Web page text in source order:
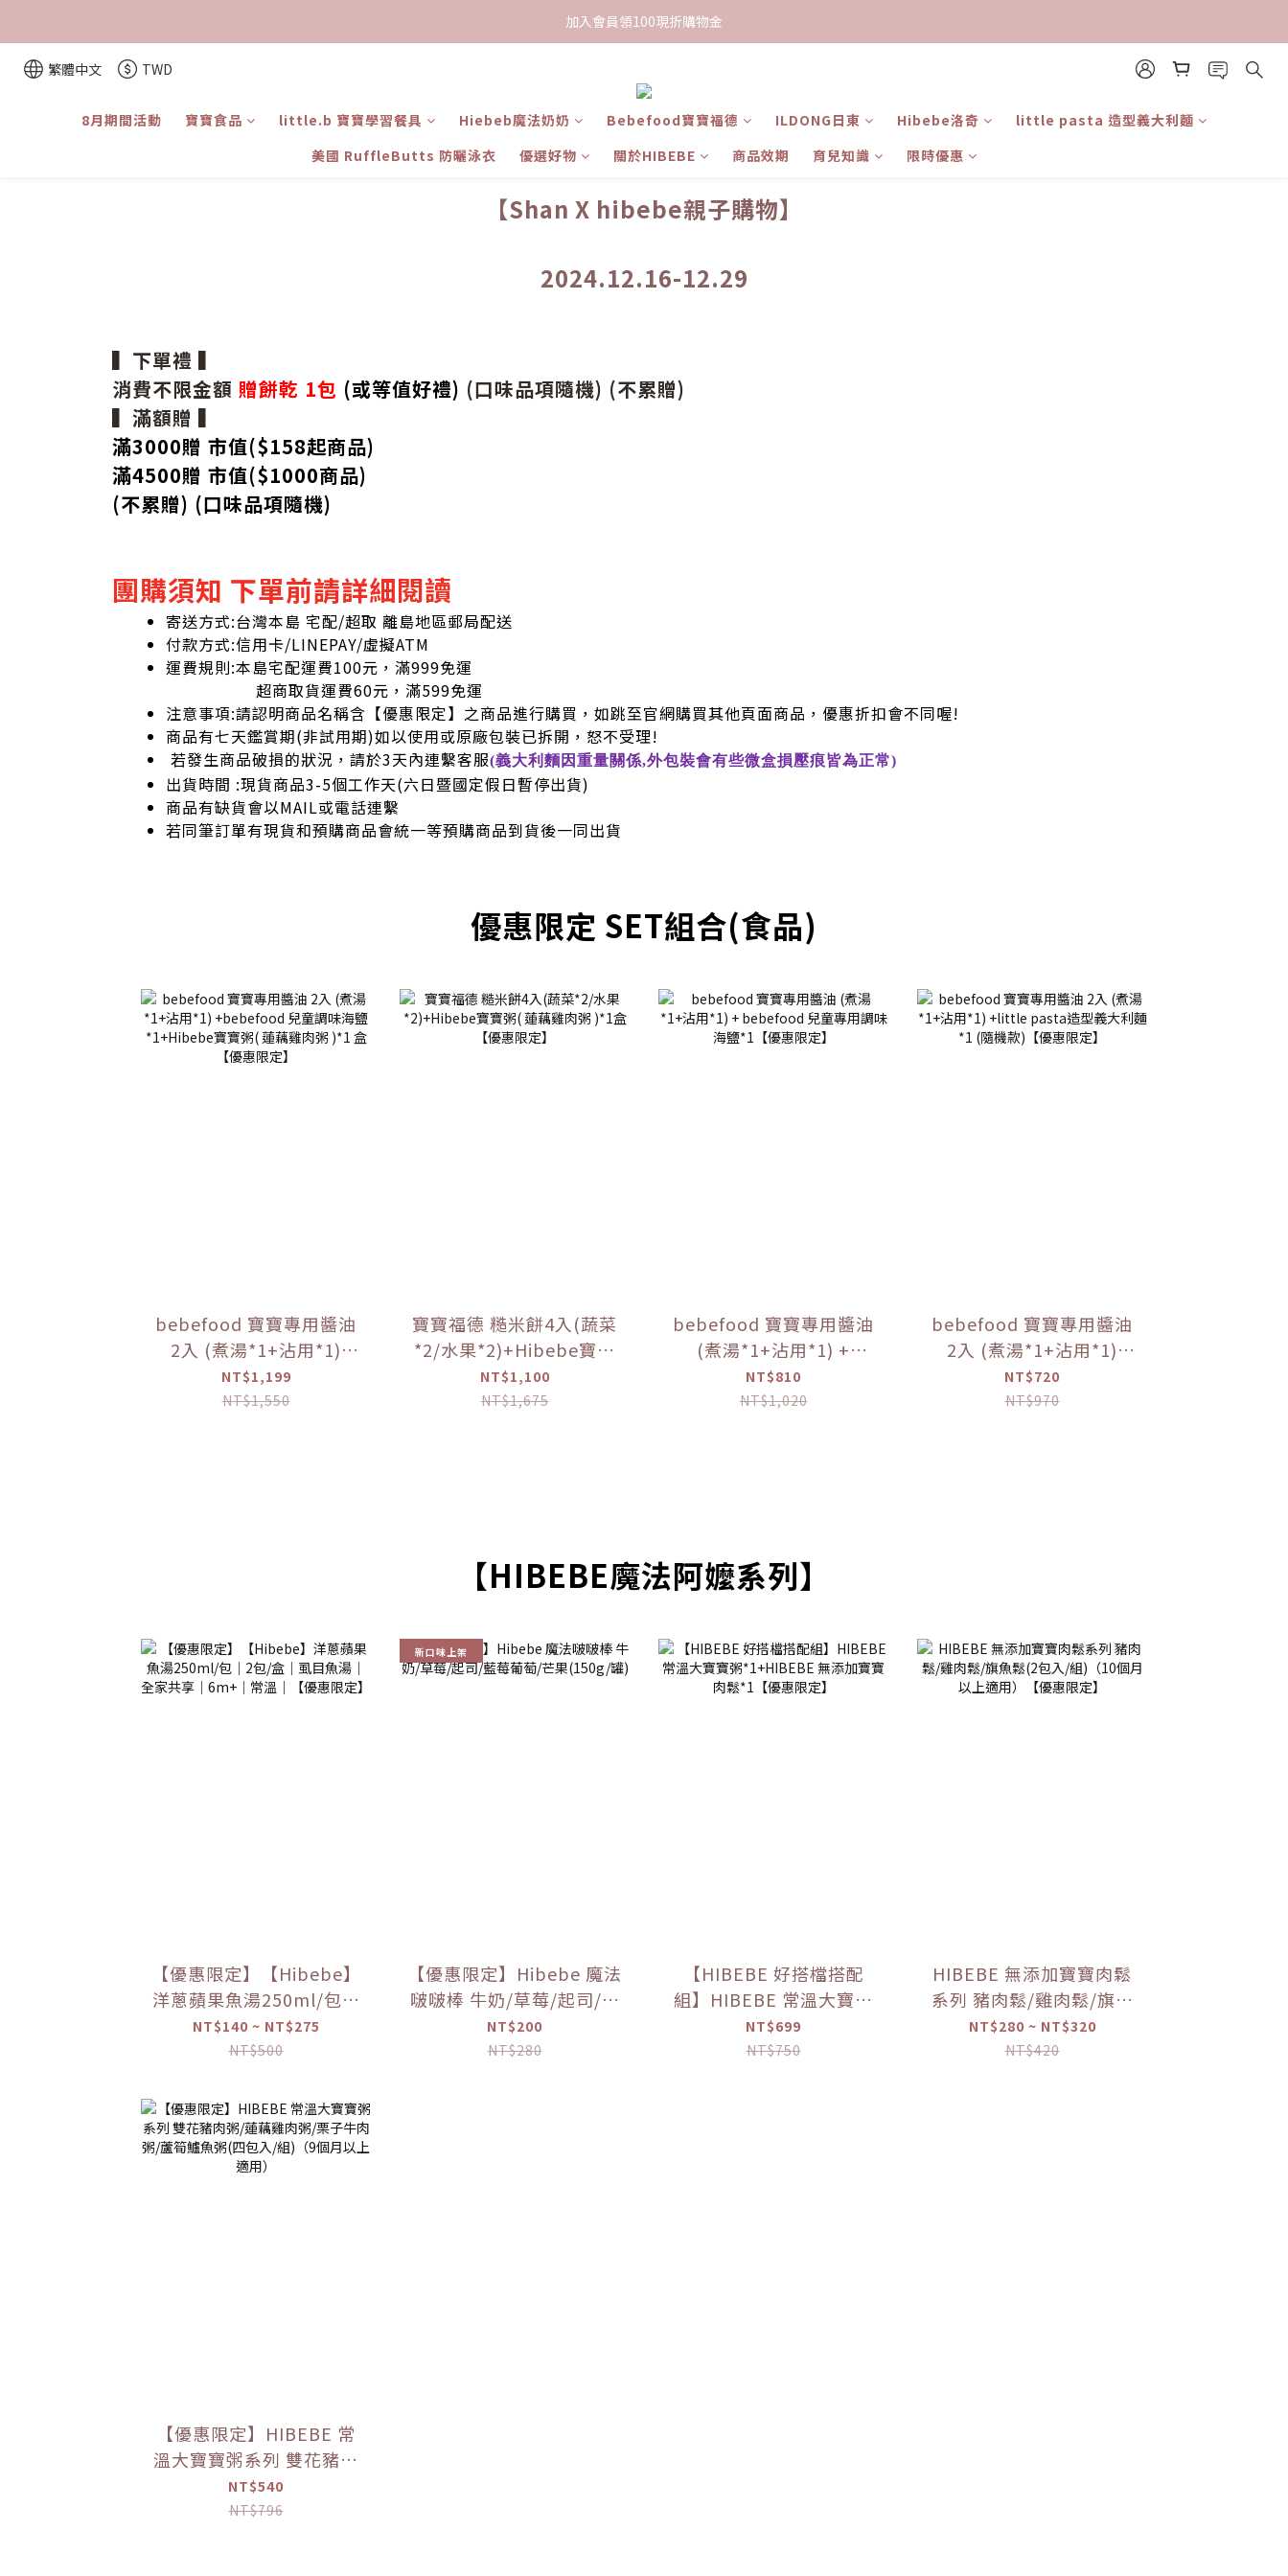
限時下單送餅乾乙包，滿$999免運
加入會員領100現折購物金
繁體中文 TWD
8月期間活動 寶寶食品 little.b 寶寶學習餐具 Hiebeb魔法奶奶 Bebefood寶寶福德 ILDONG日東 Hibebe洛奇
little pasta 造型義大利麵
美國 RuffleButts 防曬泳衣
優選好物 關於HIBEBE 商品效期 育兒知識 限時優惠
【Shan X hibebe親子購物】
2024.12.16-12.29
▍下單禮 ▍
消費不限金額 贈餅乾 1包 (或等值好禮) (口味品項隨機) (不累贈)
▍滿額贈 ▍
滿3000贈 市值($158起商品)
滿4500贈 市值($1000商品)
(不累贈) (口味品項隨機)
團購須知 下單前請詳細閱讀
寄送方式:台灣本島 宅配/超取 離島地區郵局配送
付款方式:信用卡/LINEPAY/虛擬ATM
運費規則:本島宅配運費100元，滿999免運
超商取貨運費60元，滿599免運
注意事項:請認明商品名稱含【優惠限定】之商品進行購買，如跳至官網購買其他頁面商品，優惠折扣會不同喔!
商品有七天鑑賞期(非試用期)如以使用或原廠包裝已拆開，怒不受理!
若發生商品破損的狀況，請於3天內連繫客服(義大利麵因重量關係,外包裝會有些微盒損壓痕皆為正常)
出貨時間 :現貨商品3-5個工作天(六日暨國定假日暫停出貨)
商品有缺貨會以MAIL或電話連繫
若同筆訂單有現貨和預購商品會統一等預購商品到貨後一同出貨
優惠限定 SET組合(食品)
bebefood 寶寶專用醬油
2入 (煮湯*1+沾用*1)
+bebefood 兒童調味海鹽
*1+Hibebe寶寶粥( 蓮藕
NT$1,199
NT$1,550
寶寶福德 糙米餅4入(蔬菜
*2/水果*2)+Hibebe寶寶
粥( 蓮藕雞肉粥 )*1盒 【優
惠限定】
NT$1,100
NT$1,675
bebefood 寶寶專用醬油
(煮湯*1+沾用*1) +
bebefood 兒童專用調味
海鹽*1【優惠限定】
NT$810
NT$1,020
bebefood 寶寶專用醬油
2入 (煮湯*1+沾用*1)
+little pasta造型義大利
麵*1 (隨機款)【優惠限
NT$720
NT$970
【HIBEBE魔法阿嬤系列】
【優惠限定】【Hibebe】
洋蔥蘋果魚湯250ml/包｜
2包/盒｜虱目魚湯｜全家
共享｜6m+｜常溫｜【優
NT$140 ~ NT$275
NT$500
新口味上架
【優惠限定】Hibebe 魔法
啵啵棒 牛奶/草莓/起司/藍
莓葡萄/芒果(150g/罐)
NT$200
NT$280
【HIBEBE 好搭檔搭配
組】HIBEBE 常溫大寶寶
粥*1+HIBEBE 無添加寶寶
肉鬆*1【優惠限定】
NT$699
NT$750
HIBEBE 無添加寶寶肉鬆
系列 豬肉鬆/雞肉鬆/旗魚
鬆(2包入/組)（10個月以
上適用）【優惠限定】
NT$280 ~ NT$320
NT$420
【優惠限定】HIBEBE 常
溫大寶寶粥系列 雙花豬肉
粥/蓮藕雞肉粥/栗子牛肉
粥/蘆筍鱸魚粥(四包入/組)
NT$540
NT$796